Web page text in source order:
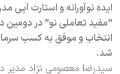
ایده نوآورانه و استارت آپی
“مفید تعاملی نو” در دومین
شد.
سیدرضا معصومی نژاد مدیر